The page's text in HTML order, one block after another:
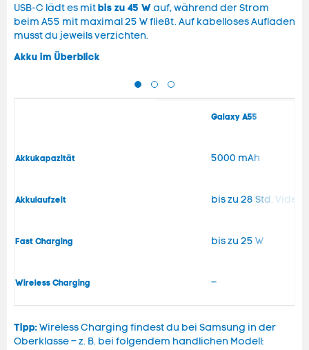
USB-C lädt es mitbis zu 45 Wauf, während der Strom
beim A55 mit maximal 25 W fließt. Auf kabelloses Aufladen
musst du jeweils verzichten.
Akku im Überblick
Galaxy A55
Akkukapazität 5000 mAh
Akkulaufzeit bis zu 28 Std.
Fast Charging bis zu 25 W
Wireless Charging –
Tipp:Wireless Charging findest du bei Samsung in der
Oberklasse – z. B. bei folgendem handlichen Modell: